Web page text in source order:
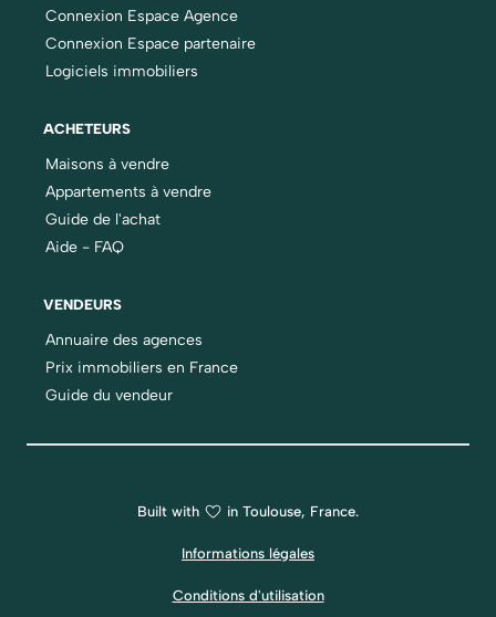
Connexion Espace Agence
Connexion Espace partenaire
Logiciels immobiliers
ACHETEURS
Maisons à vendre
Appartements à vendre
Guide de l'achat
Aide - FAQ
VENDEURS
Annuaire des agences
Prix immobiliers en France
Guide du vendeur
Built with in Toulouse, France.
Informations légales
Conditions d'utilisation